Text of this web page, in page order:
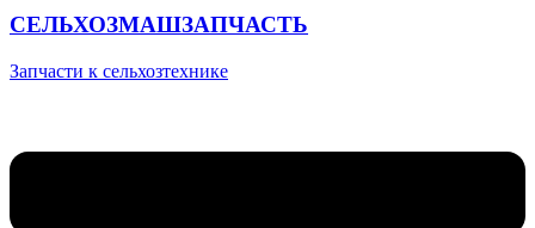
СЕЛЬХОЗМАШЗАПЧАСТЬ
Запчасти к сельхозтехнике